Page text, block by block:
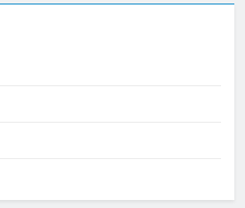
– ovi, alsó, felső, középiskola